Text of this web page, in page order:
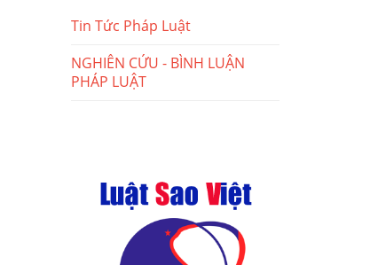
Tin Tức Pháp Luật
NGHIÊN CỨU - BÌNH LUẬN
PHÁP LUẬT